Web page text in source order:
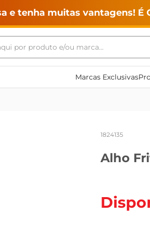
e tenha muitas vantagens! É
por produto e/ou marca...
Marcas Exclusivas
1824135
Alho
buscados
lavar